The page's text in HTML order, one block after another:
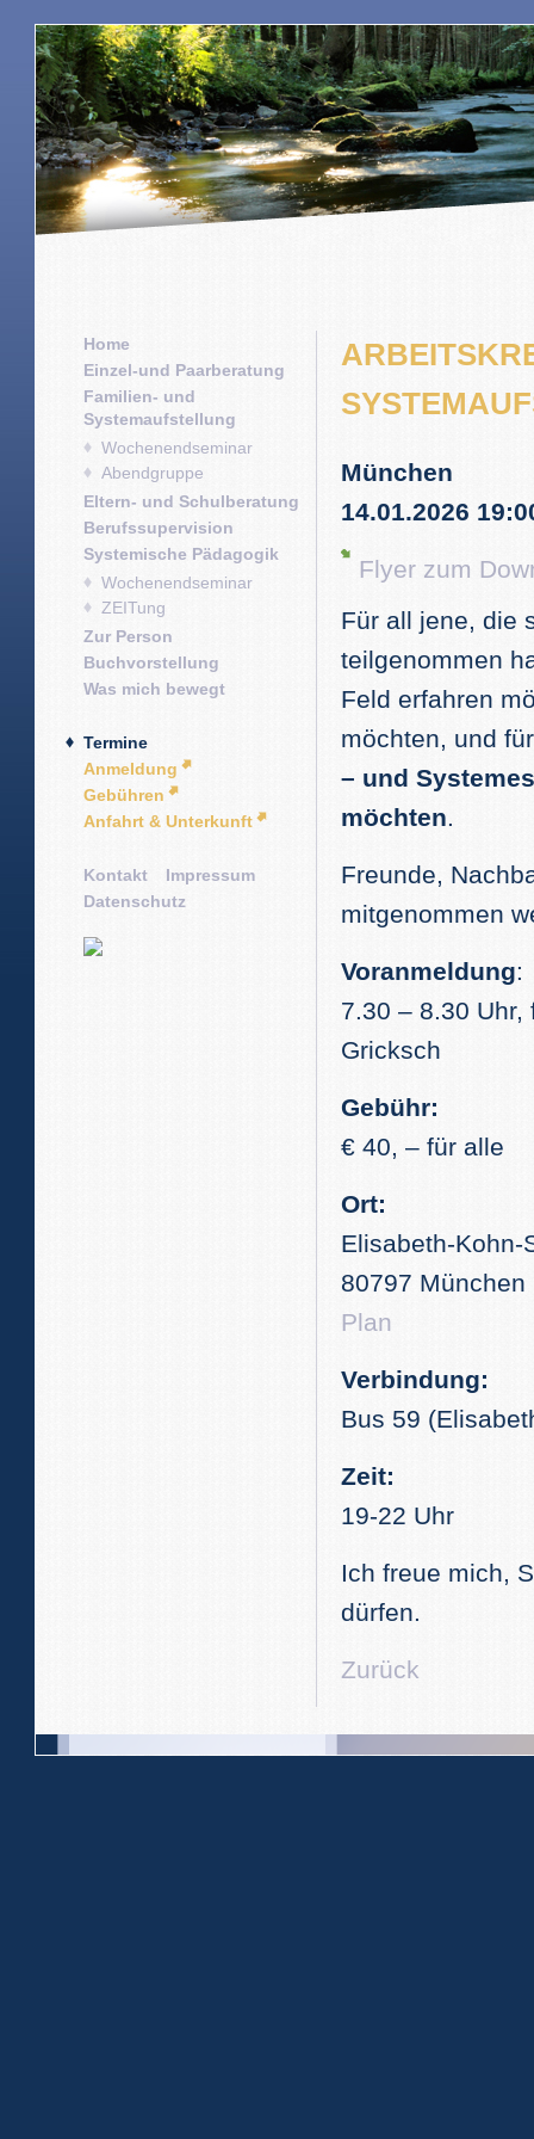
Home
Einzel-und Paarberatung
Familien- und
Systemaufstellung
Wochenendseminar
Abendgruppe
Eltern- und Schulberatung
Berufssupervision
Systemische Pädagogik
Wochenendseminar
ZEITung
Zur Person
Buchvorstellung
Was mich bewegt
Termine
Anmeldung
Gebühren
Anfahrt & Unterkunft
Kontakt
Impressum
Datenschutz
München
14.01.2026
Flyer zum
Für all jene, die
teilgenommen
Feld erfahren
möchten, und
– und
möchten.
Freunde,
mitgenommen
Voranmeldung:
7.30 – 8.30
Gricksch
Gebühr:
€ 40, – für alle
Ort:
Elisabeth-Kohn-
80797 München
Plan
Verbindung:
Bus 59
Zeit:
19-22 Uhr
Ich freue mich,
dürfen.
Zurück